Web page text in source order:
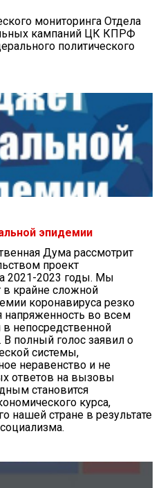
мониторинга Отдела
кампаний ЦК КПРФ
политического
эпидемии
Дума рассмотрит
проект
2021-2023 годы. Мы
в крайне сложной
коронавируса резко
напряженность во всем
непосредственной
В полный голос заявил о
системы,
неравенство и не
ответов на вызовы
становится
курса,
нашей стране в результате